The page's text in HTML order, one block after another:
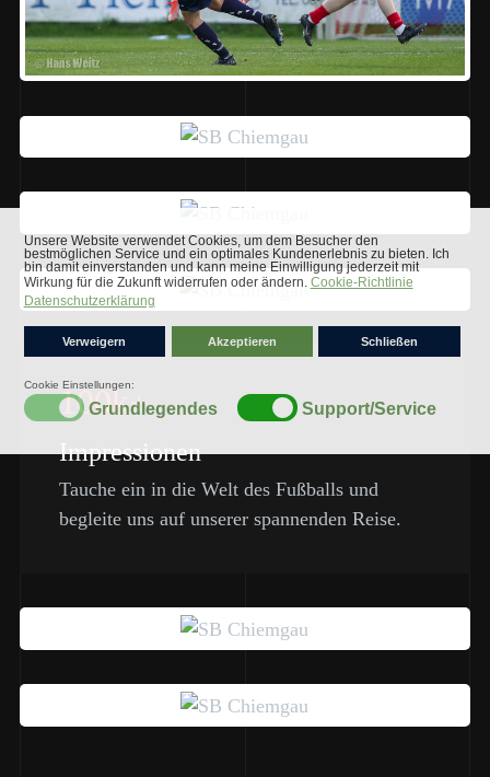
100k+
Impressionen
Tauche ein in die Welt des Fußballs und
begleite uns auf unserer spannenden Reise.